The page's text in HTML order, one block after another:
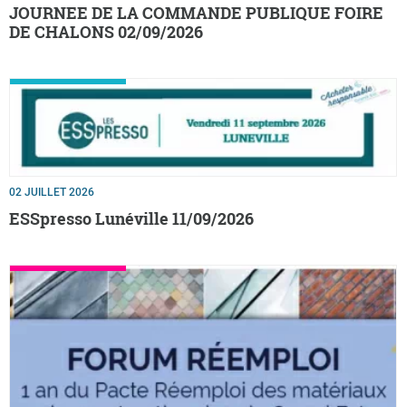
JOURNEE DE LA COMMANDE PUBLIQUE FOIRE
DE CHALONS 02/09/2026
02 JUILLET 2026
ESSpresso Lunéville 11/09/2026